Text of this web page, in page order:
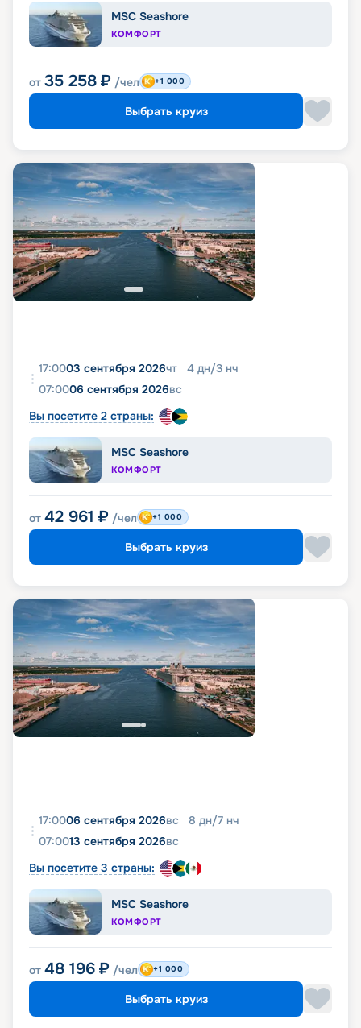
MSC Seashore
КОМФОРТ
от 35 258 ₽ /чел +1 000
Выбрать круиз
17:0003 сентября 2026чт 4 дн/3 нч
07:0006 сентября 2026вс
Вы посетите 2 страны:
MSC Seashore
КОМФОРТ
от 42 961 ₽ /чел +1 000
Выбрать круиз
17:0006 сентября 2026вс 8 дн/7 нч
07:0013 сентября 2026вс
Вы посетите 3 страны:
MSC Seashore
КОМФОРТ
от 48 196 ₽ /чел +1 000
Выбрать круиз